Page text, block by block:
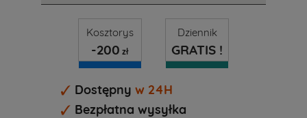
Kosztorys
-200 zł
Dziennik
GRATIS !
Dostępny w 24H
Bezpłatna wysyłka